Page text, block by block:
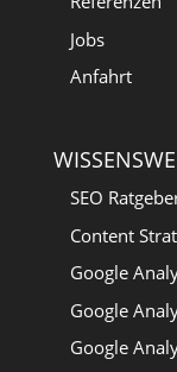
Jobs
Anfahrt
SEO
Content
Google
Google
Google